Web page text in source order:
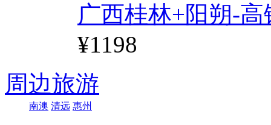
广西桂林+阳朔-高
¥1198
周边旅游
南澳 清远 惠州